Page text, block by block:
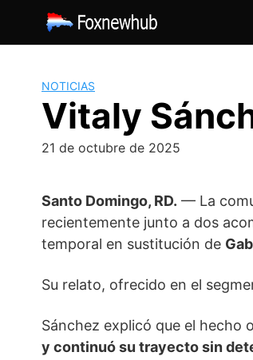
contenido
NOTICIAS
Vitaly
21 de octubre de 2025
Santo Domingo, RD. — La
recientemente junto a dos
temporal en sustitución de
Su relato, ofrecido en el
Sánchez explicó que el hecho
y continuó su trayecto sin